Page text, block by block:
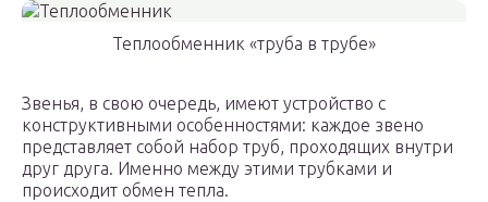
Теплообменник «труба в трубе»
Звенья, в свою очередь, имеют устройство с
конструктивными особенностями: каждое звено
представляет собой набор труб, проходящих внутри
друг друга. Именно между этими трубками и
происходит обмен тепла.